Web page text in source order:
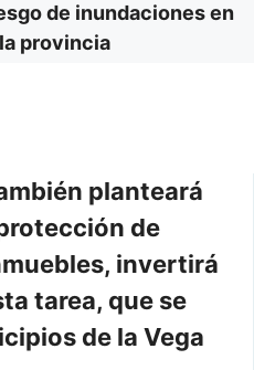
de inundaciones en
provincia
planteará
de
invertirá
tarea, que se
de la Vega